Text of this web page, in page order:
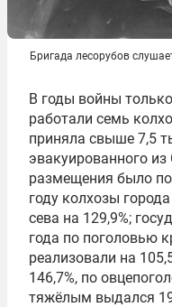
Бригада лесорубов
В годы войны
работали семь
приняла свыше 7,5
эвакуированного
размещения было
году колхозы
сева на 129,9%;
года по поголовью
реализовали на
146,7%, по
тяжёлым выдался